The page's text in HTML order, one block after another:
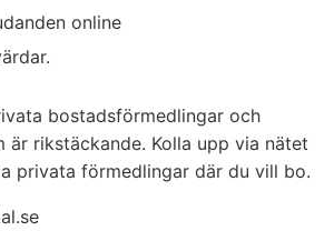
online
bostadsförmedlingar och
är rikstäckande. Kolla upp via nätet
privata förmedlingar där du vill bo.